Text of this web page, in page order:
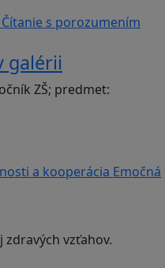
Čítanie s porozumením
galérii
ZŠ; predmet:
a kooperácia Emočná
vzťahov.